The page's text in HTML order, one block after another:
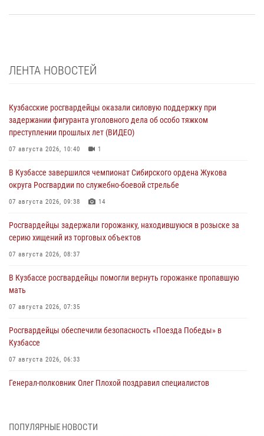
ЛЕНТА НОВОСТЕЙ
Кузбасские росгвардейцы оказали силовую поддержку при
задержании фигуранта уголовного дела об особо тяжком
преступлении прошлых лет (ВИДЕО)
07 августа 2026, 10:40 1
В Кузбассе завершился чемпионат Сибирского ордена Жукова
округа Росгвардии по служебно-боевой стрельбе
07 августа 2026, 09:38 14
Росгвардейцы задержали горожанку, находившуюся в розыске за
серию хищений из торговых объектов
07 августа 2026, 08:37
В Кузбассе росгвардейцы помогли вернуть горожанке пропавшую
мать
07 августа 2026, 07:35
Росгвардейцы обеспечили безопасность «Поезда Победы» в
Кузбассе
07 августа 2026, 06:33
Генерал-полковник Олег Плохой поздравил специалистов
07 августа 2026, 05:32
ПОПУЛЯРНЫЕ НОВОСТИ